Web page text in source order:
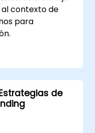
contexto de
para
de